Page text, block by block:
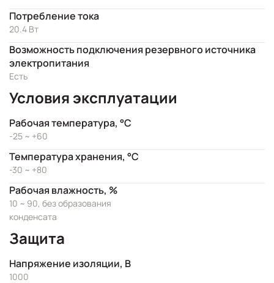
Потребление тока
20.4 Вт
Возможность подключения резервного источника
электропитания
Есть
Условия эксплуатации
Рабочая температура, °C
-25 ~ +60
Температура хранения, °C
-30 ~ +80
Рабочая влажность, %
10 ~ 90, без образования
конденсата
Защита
Напряжение изоляции, В
1000